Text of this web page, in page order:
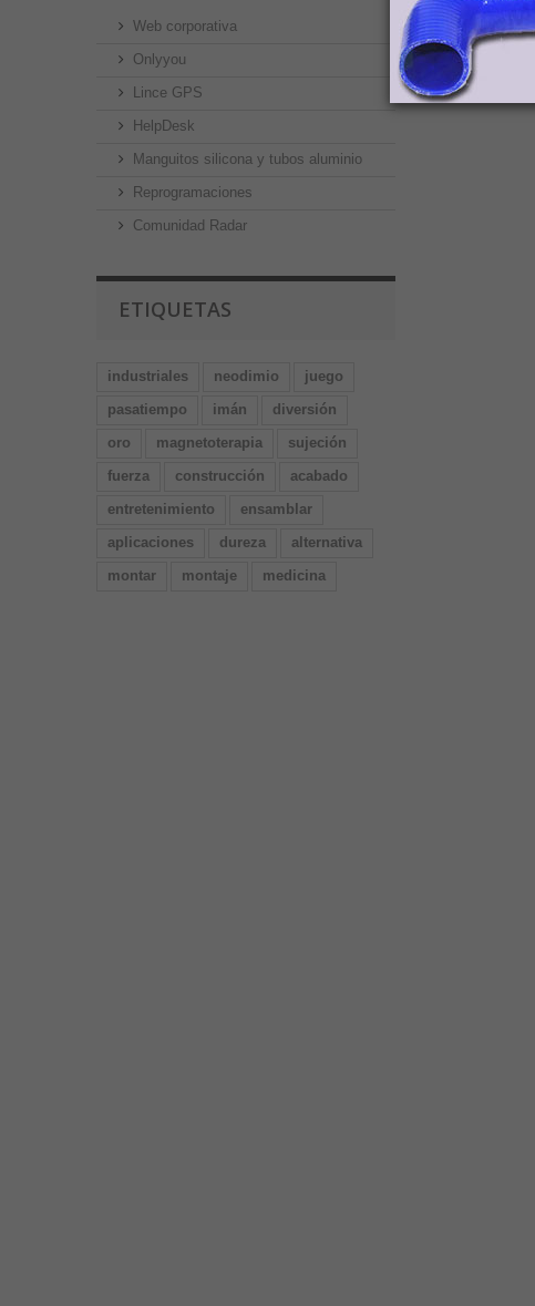
Web corporativa
Onlyyou
Lince GPS
HelpDesk
Manguitos silicona y tubos aluminio
Reprogramaciones
Comunidad Radar
ETIQUETAS
industriales neodimio
juego
pasatiempo
imán
diversión
oro
magnetoterapia
sujeción
fuerza
construcción
acabado
entretenimiento
ensamblar
aplicaciones
dureza
alternativa
montar
montaje medicina